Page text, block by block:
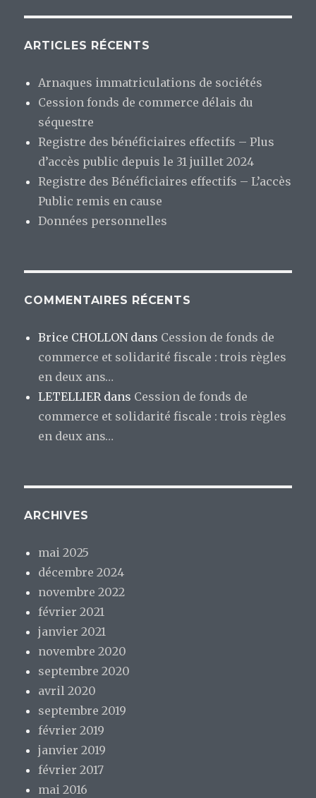
ARTICLES RÉCENTS
Arnaques immatriculations de sociétés
Cession fonds de commerce délais du
séquestre
Registre des bénéficiaires effectifs – Plus
d’accès public depuis le 31 juillet 2024
Registre des Bénéficiaires effectifs – L’accès
Public remis en cause
Données personnelles
COMMENTAIRES RÉCENTS
Brice CHOLLONdans Cession de fonds de
commerce et solidarité fiscale : trois règles
en deux ans…
LETELLIERdans Cession de fonds de
commerce et solidarité fiscale : trois règles
en deux ans…
ARCHIVES
mai 2025
décembre 2024
novembre 2022
février 2021
janvier 2021
novembre 2020
septembre 2020
avril 2020
septembre 2019
février 2019
janvier 2019
février 2017
mai 2016